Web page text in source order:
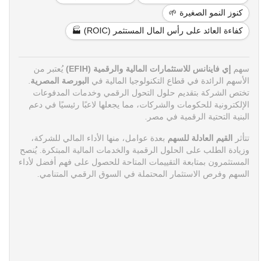
كنوز النمو الصغيرة 🌱
كفاءة العائد على رأس المال المستثمر (ROIC) 🏭
سهم إي فاينانس للاستثمارات المالية والرقمية (EFIH)
يُعتبر من
الأسهم الرائدة في قطاع التكنولوجيا المالية في البورصة المصرية.
تختص الشركة بتقديم حلول التحول الرقمي وخدمات المدفوعات
الإلكترونية للحكومات والشركات، مما يجعلها لاعبًا رئيسيًا في دعم
البنية التحتية الرقمية في مصر.
تتأثر القيم العادلة للسهم بعدة عوامل، منها الأداء المالي للشركة،
وزيادة الطلب على الحلول الرقمية والخدمات المالية المبتكرة. يُنصح
المستثمرون بمتابعة التقييمات المتاحة للحصول على فهم أفضل لأداء
السهم وفرص الاستثمار المحتملة في السوق الرقمي المتنامي.